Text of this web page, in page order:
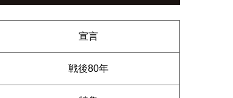
宣言
戦後80年